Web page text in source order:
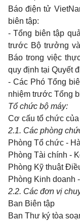
Báo điện tử
biên tập:
- Tổng biên tập
trước Bộ trưởng
Báo trong việc
quy định tại Quyết
- Các Phó Tổng
nhiệm trước Tổng
Tổ chức bộ máy:
Cơ cấu tổ chức
2.1. Các phòng
Phòng Tổ chức -
Phòng Tài chính -
Phòng Kỹ thuật
Phòng Kinh doanh
2.2. Các đơn vị
Ban Biên tập
Ban Thư ký tòa